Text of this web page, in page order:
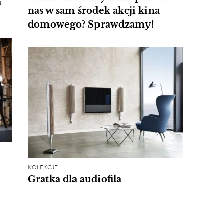
nas w sam środek akcji kina
domowego? Sprawdzamy!
KOLEKCJE
Gratka dla audiofila